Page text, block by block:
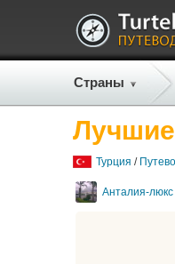
Страны
Лучшие
Турция /
Анталия-люкс